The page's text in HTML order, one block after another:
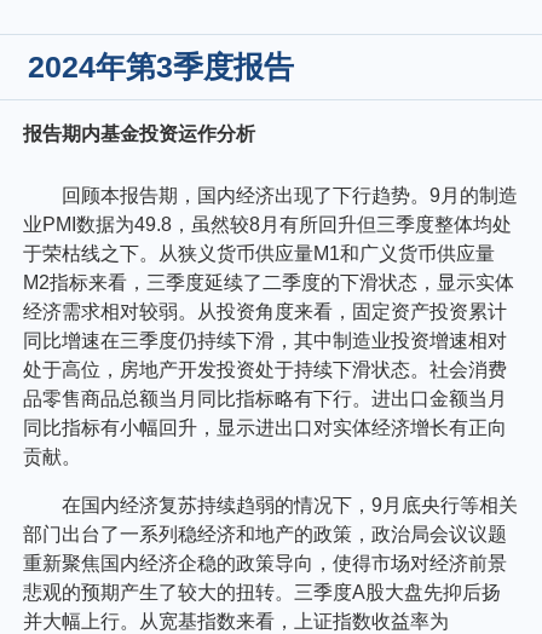
2024年第3季度报告
报告期内基金投资运作分析
回顾本报告期，国内经济出现了下行趋势。9月的制造
业PMI数据为49.8，虽然较8月有所回升但三季度整体均处
于荣枯线之下。从狭义货币供应量M1和广义货币供应量
M2指标来看，三季度延续了二季度的下滑状态，显示实体
经济需求相对较弱。从投资角度来看，固定资产投资累计
同比增速在三季度仍持续下滑，其中制造业投资增速相对
处于高位，房地产开发投资处于持续下滑状态。社会消费
品零售商品总额当月同比指标略有下行。进出口金额当月
同比指标有小幅回升，显示进出口对实体经济增长有正向
贡献。
在国内经济复苏持续趋弱的情况下，9月底央行等相关
部门出台了一系列稳经济和地产的政策，政治局会议议题
重新聚焦国内经济企稳的政策导向，使得市场对经济前景
悲观的预期产生了较大的扭转。三季度A股大盘先抑后扬
并大幅上行。从宽基指数来看，上证指数收益率为